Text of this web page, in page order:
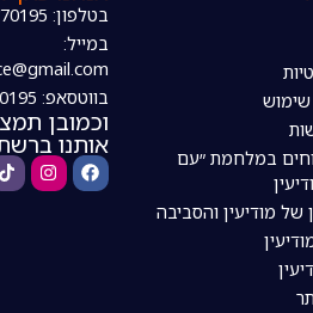
שימוש
במלחמת ״עם
של מודיעין והסביבה
בטלפון: 058-4770195
במייל:
בווטסאפ: 058-4770195
וכמובן
אותנו